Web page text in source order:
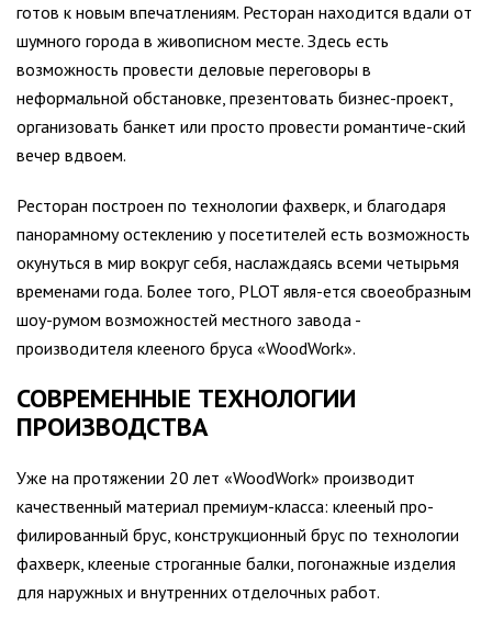
готов к новым впечатлениям. Ресторан находится вдали от
шумного города в живописном месте. Здесь есть
возможность провести деловые переговоры в
неформальной обстановке, презентовать бизнес-проект,
организовать банкет или просто провести романтиче-ский
вечер вдвоем.
Ресторан построен по технологии фахверк, и благодаря
панорамному остеклению у посетителей есть возможность
окунуться в мир вокруг себя, наслаждаясь всеми четырьмя
временами года. Более того, PLOT явля-ется своеобразным
шоу-румом возможностей местного завода -
производителя клееного бруса «WoodWork».
СОВРЕМЕННЫЕ ТЕХНОЛОГИИ
ПРОИЗВОДСТВА
Уже на протяжении 20 лет «WoodWork» производит
качественный материал премиум-класса: клееный про-
филированный брус, конструкционный брус по технологии
фахверк, клееные строганные балки, погонажные изделия
для наружных и внутренних отделочных работ.